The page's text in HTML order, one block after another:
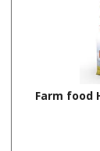
Farm food